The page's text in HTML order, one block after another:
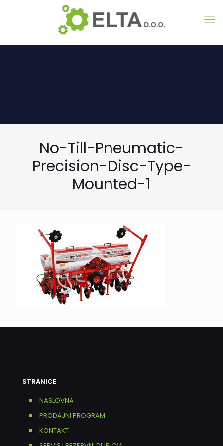
No-Till-Pneumatic-
Precision-Disc-Type-
Mounted-1
STRANICE
NASLOVNA
PRODAJNI PROGRAM
KONTAKT